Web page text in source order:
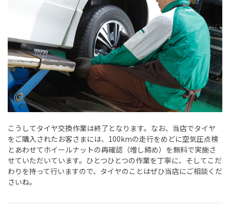
こうしてタイヤ交換作業は終了となります。なお、当店でタイヤ
をご購入されたお客さまには、 100kmの走行をめどに空気圧点検
とあわせてホイールナットの再確認（増し締め）を無料で実施さ
せていただいています。ひとつひとつの作業を丁寧に、そしてこだ
わりを持って行いますので、タイヤのことはぜひ当店にご相談くだ
さいね。